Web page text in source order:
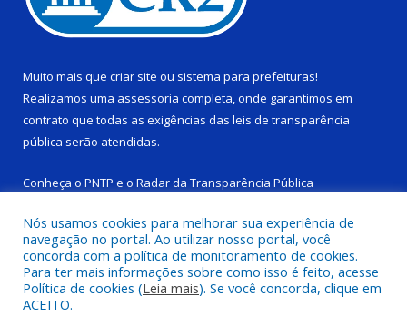
Muito mais que criar site ou sistema para prefeituras!
Realizamos uma assessoria completa, onde garantimos em
contrato que todas as exigências das leis de transparência
pública serão atendidas.
Conheça o PNTP e o Radar da Transparência Pública
Todos os direitos reservados a Câmara Municipal de Ponta de
Pedras.
Nós usamos cookies para melhorar sua experiência de
navegação no portal. Ao utilizar nosso portal, você
concorda com a política de monitoramento de cookies.
Para ter mais informações sobre como isso é feito, acesse
Política de cookies (Leia mais). Se você concorda, clique em
ACEITO.